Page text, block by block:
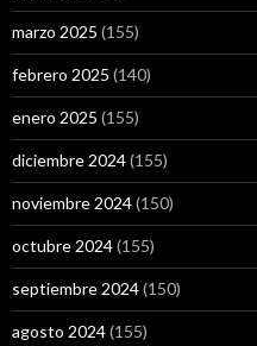
marzo 2025 (155)
febrero 2025 (140)
enero 2025 (155)
diciembre 2024(155)
noviembre 2024(150)
octubre 2024(155)
septiembre 2024(150)
agosto 2024(155)